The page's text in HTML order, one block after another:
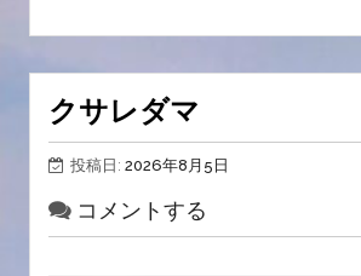
クサレダマ
投稿日: 2026年8月5日
コメントする